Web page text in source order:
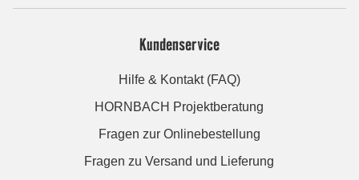
Kundenservice
Hilfe & Kontakt (FAQ)
HORNBACH Projektberatung
Fragen zur Onlinebestellung
Fragen zu Versand und Lieferung